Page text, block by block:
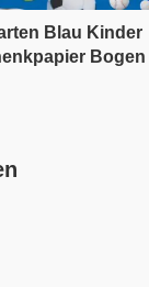
Blau Kinder
Bogen